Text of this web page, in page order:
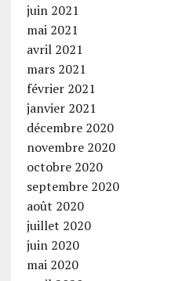
juin 2021
mai 2021
avril 2021
mars 2021
février 2021
janvier 2021
décembre 2020
novembre 2020
octobre 2020
septembre 2020
août 2020
juillet 2020
juin 2020
mai 2020